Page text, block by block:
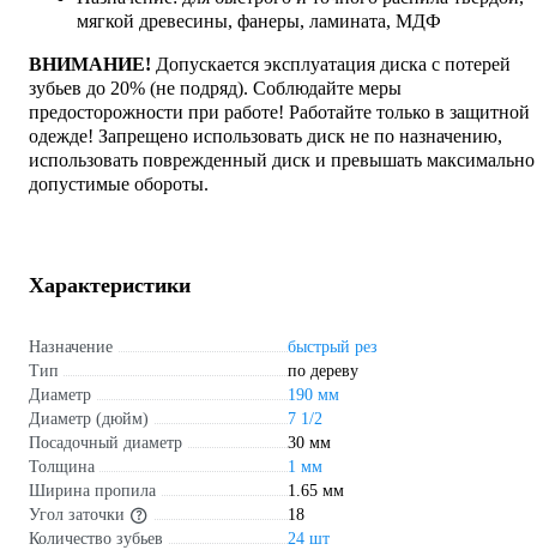
мягкой древесины, фанеры, ламината, МДФ
ВНИМАНИЕ! Допускается эксплуатация диска с потерей
зубьев до 20% (не подряд). Соблюдайте меры
предосторожности при работе! Работайте только в защитной
одежде! Запрещено использовать диск не по назначению,
использовать поврежденный диск и превышать максимально
допустимые обороты.
Характеристики
Назначение
быстрый рез
Тип
по дереву
Диаметр
190 мм
Диаметр (дюйм)
7 1/2
Посадочный диаметр
30 мм
Толщина
1 мм
Ширина пропила
1.65 мм
Угол заточки
18
Количество зубьев
24 шт